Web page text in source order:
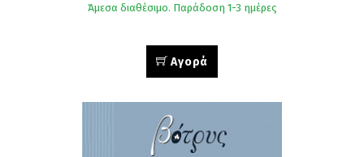
Άμεσα διαθέσιμο. Παράδοση 1-3 ημέρες
Αγορά